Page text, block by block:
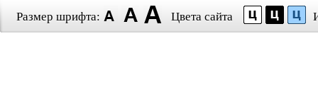
Размер шрифта: Цвета сайта